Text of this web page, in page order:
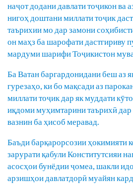
наҷот додани давлати тоҷикон ва
нигоҳ доштани миллати тоҷик
таърихии мо дар замони
он маҳз ба шарофати дастгириву
мардуми шарифи Тоҷикистон
Ба Ватан баргардонидани беш аз
гурезаҳо, ки бо мақсади аз
миллати тоҷик дар як муддати
иқдоми муҳимтарини таърихӣ
вазнин ба ҳисоб меравад.
Баъди барқарорсозии ҳокимияти
зарурати қабули Конститутсияи
асосҳои бунёдии ҷомеа, шакли
арзишҳои давлатдорӣ муайян